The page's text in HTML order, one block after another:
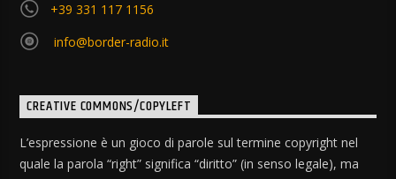
+39 331 117 1156
info@border-radio.it
CREATIVE COMMONS/COPYLEFT
L’espressione è un gioco di parole sul termine copyright nel
quale la parola “right” significa “diritto” (in senso legale), ma